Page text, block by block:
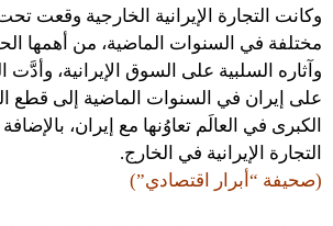
وكانت التجارة الإيرانية الخارجية وقعت
مختلفة في السنوات الماضية، من أهمها
وآثاره السلبية على السوق الإيرانية، وأدَّت
على إيران في السنوات الماضية إلى قطع
الكبرى في العالَم تعاوُنها مع إيران،
التجارة الإيرانية في الخارج.
(صحيفة “أبرار اقتصادي”)